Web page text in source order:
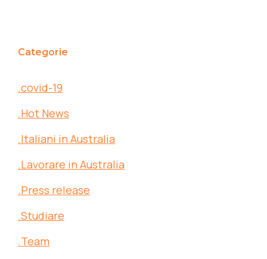
Categorie
.covid-19
.Hot News
.Italiani in Australia
.Lavorare in Australia
.Press release
.Studiare
.Team